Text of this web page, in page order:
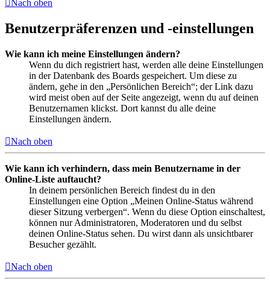
Nach oben
Benutzerpräferenzen und -einstellungen
Wie kann ich meine Einstellungen ändern?
Wenn du dich registriert hast, werden alle deine Einstellungen
in der Datenbank des Boards gespeichert. Um diese zu
ändern, gehe in den „Persönlichen Bereich“; der Link dazu
wird meist oben auf der Seite angezeigt, wenn du auf deinen
Benutzernamen klickst. Dort kannst du alle deine
Einstellungen ändern.
Nach oben
Wie kann ich verhindern, dass mein Benutzername in der
Online-Liste auftaucht?
In deinem persönlichen Bereich findest du in den
Einstellungen eine Option „Meinen Online-Status während
dieser Sitzung verbergen“. Wenn du diese Option einschaltest,
können nur Administratoren, Moderatoren und du selbst
deinen Online-Status sehen. Du wirst dann als unsichtbarer
Besucher gezählt.
Nach oben